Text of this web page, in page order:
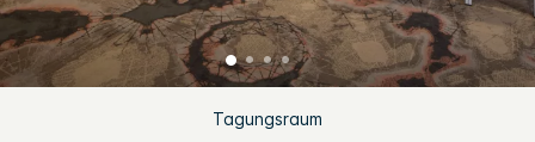
Tagungsraum